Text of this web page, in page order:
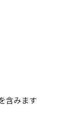
含みます